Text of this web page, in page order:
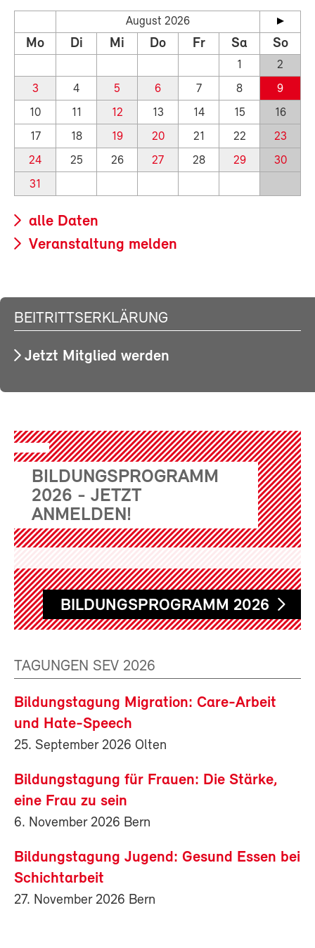
August 2026
Mo Di Mi Do Fr Sa So
1
2
3
4 5 6 7 8
9
10
11 12 13 14 15
16
17
18 19 20 21 22
23
24
25 26 27 28 29
30
31
alle Daten
Veranstaltung melden
BEITRITTSERKLÄRUNG
Jetzt Mitglied werden
BILDUNGSPROGRAMM
2026 - JETZT
ANMELDEN!
BILDUNGSPROGRAMM 2026
TAGUNGEN SEV 2026
Bildungstagung Migration: Care-Arbeit
und Hate-Speech
25. September 2026 Olten
Bildungstagung für Frauen: Die Stärke,
eine Frau zu sein
6. November 2026 Bern
Bildungstagung Jugend: Gesund Essen bei
Schichtarbeit
27. November 2026 Bern